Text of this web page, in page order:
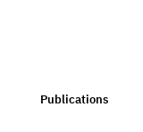
Publications